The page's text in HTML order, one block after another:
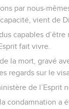
par nous-
vient de
capables
fait vivre.
la mort, gravé
regards sur le
de l’Esprit
condamnation a